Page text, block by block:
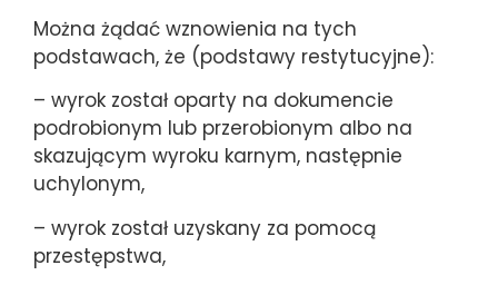
Można żądać wznowienia na tych
podstawach, że (podstawy restytucyjne):
– wyrok został oparty na dokumencie
podrobionym lub przerobionym albo na
skazującym wyroku karnym, następnie
uchylonym,
– wyrok został uzyskany za pomocą
przestępstwa,